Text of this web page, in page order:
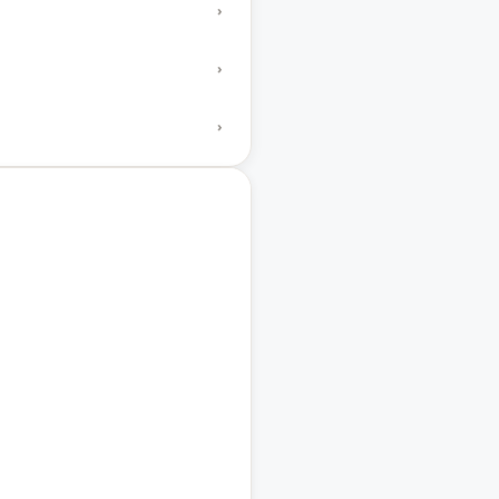
›
›
›